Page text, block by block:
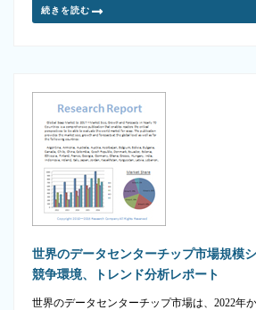
続きを読む
世界のデータセンターチップ市場規模シ
競争環境、トレンド分析レポート
世界のデータセンターチップ市場は、2022年